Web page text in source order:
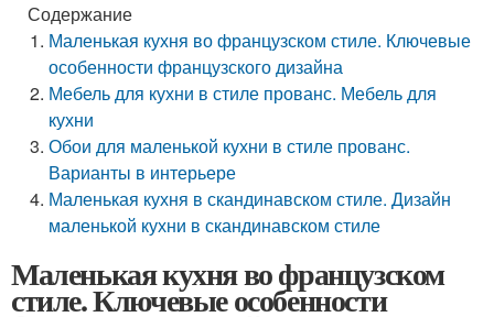
Содержание
Маленькая кухня во французском стиле. Ключевые
особенности французского дизайна
Мебель для кухни в стиле прованс. Мебель для
кухни
Обои для маленькой кухни в стиле прованс.
Варианты в интерьере
Маленькая кухня в скандинавском стиле. Дизайн
маленькой кухни в скандинавском стиле
Маленькая кухня во французском
стиле. Ключевые особенности